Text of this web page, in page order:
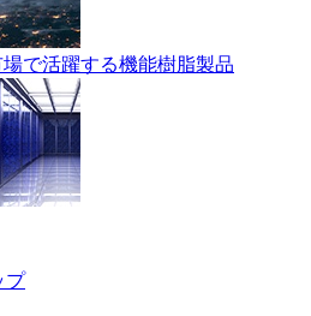
で活躍する機能樹脂製品
プ